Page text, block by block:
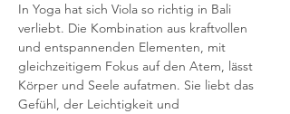
In Yoga hat sich Viola so richtig in Bali
verliebt. Die Kombination aus kraftvollen
und entspannenden Elementen, mit
gleichzeitigem Fokus auf den Atem, lässt
Körper und Seele aufatmen. Sie liebt das
Gefühl, der Leichtigkeit und